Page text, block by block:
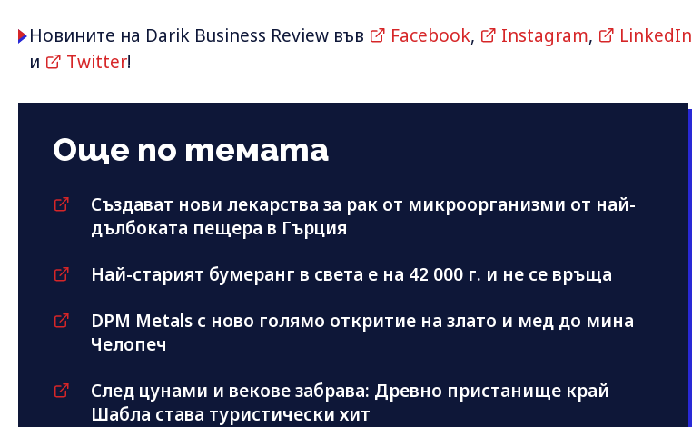
Новините на Darik Business Review във Facebook, Instagram,
LinkedIn
и
Twitter!
Още по темата
Създават нови лекарства за рак от микроорганизми от най-
дълбоката пещера в Гърция
Най-старият бумеранг в света е на 42 000 г. и не се връща
DPM Metals с ново голямо откритие на злато и мед до мина
Челопеч
След цунами и векове забрава: Древно пристанище край
Шабла става туристически хит